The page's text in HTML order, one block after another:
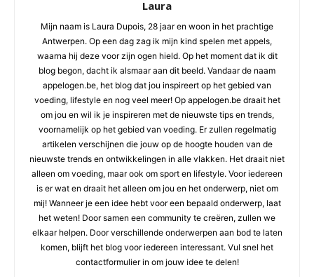
Laura
Mijn naam is Laura Dupois, 28 jaar en woon in het prachtige
Antwerpen. Op een dag zag ik mijn kind spelen met appels,
waarna hij deze voor zijn ogen hield. Op het moment dat ik dit
blog begon, dacht ik alsmaar aan dit beeld. Vandaar de naam
appelogen.be, het blog dat jou inspireert op het gebied van
voeding, lifestyle en nog veel meer! Op appelogen.be draait het
om jou en wil ik je inspireren met de nieuwste tips en trends,
voornamelijk op het gebied van voeding. Er zullen regelmatig
artikelen verschijnen die jouw op de hoogte houden van de
nieuwste trends en ontwikkelingen in alle vlakken. Het draait niet
alleen om voeding, maar ook om sport en lifestyle. Voor iedereen
is er wat en draait het alleen om jou en het onderwerp, niet om
mij! Wanneer je een idee hebt voor een bepaald onderwerp, laat
het weten! Door samen een community te creëren, zullen we
elkaar helpen. Door verschillende onderwerpen aan bod te laten
komen, blijft het blog voor iedereen interessant. Vul snel het
contactformulier in om jouw idee te delen!